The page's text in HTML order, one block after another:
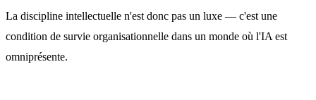
La discipline intellectuelle n'est donc pas un luxe — c'est une
condition de survie organisationnelle dans un monde où l'IA est
omniprésente.